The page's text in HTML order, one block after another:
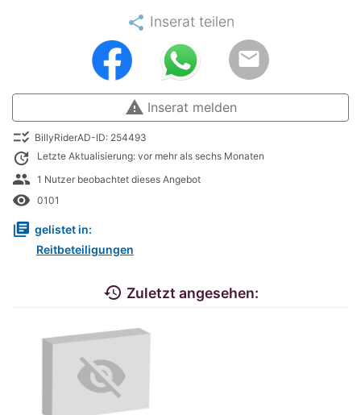
share Inserat teilen
email
warning Inserat melden
checklist_rtl BillyRiderAD-ID: 254493
update Letzte Aktualisierung: vor mehr als sechs Monaten
people 1 Nutzer beobachtet dieses Angebot
remove_red_eye 0101
library_books gelistet in:
Reitbeteiligungen
history Zuletzt angesehen: